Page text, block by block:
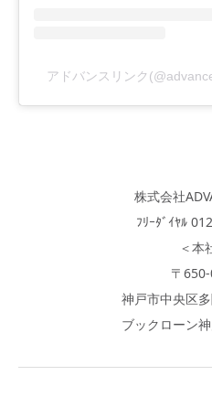
アドバンスリンク
株式会社
ﾌﾘｰﾀﾞｲﾔﾙ
＜本
〒
神戸市中央区
ブックローン